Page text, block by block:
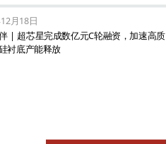
月18日
| 超芯星完成数亿元C轮融资，加速高质
衬底产能释放